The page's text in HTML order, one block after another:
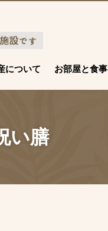
について お部屋と食事
い膳